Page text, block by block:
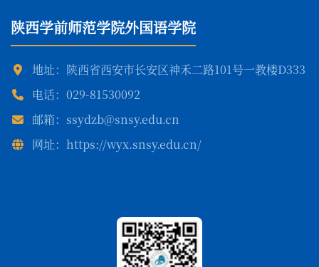
陕西学前师范学院外国语学院
地址：陕西省西安市长安区神禾二路101号一教楼D333
电话：029-81530092
邮箱：ssydzb@snsy.edu.cn
网址：https://wyx.snsy.edu.cn/